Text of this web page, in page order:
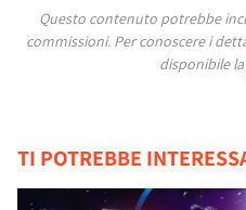
Questo contenuto potrebbe
commissioni. Per conoscere i
disponibile la
TI POTREBBE